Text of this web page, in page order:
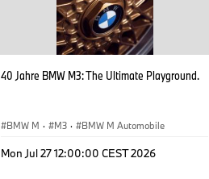
40 Jahre BMW M3: The Ultimate Playground.
BMW M · M3 · BMW M Automobile
Mon Jul 27 12:00:00 CEST 2026